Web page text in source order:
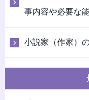
事内容や必要な
小説家（作家）